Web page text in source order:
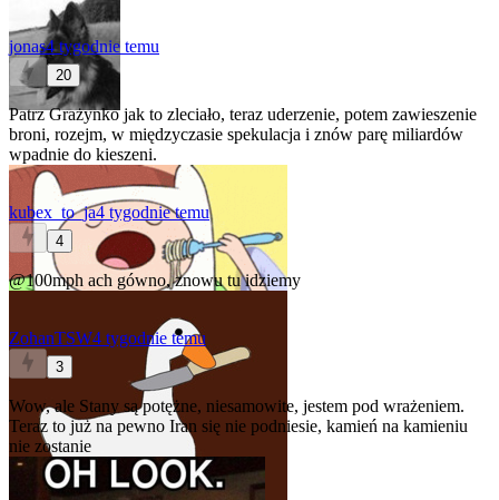
jonas4 tygodnie temu
20
Patrz Grażynko jak to zleciało, teraz uderzenie, potem zawieszenie
broni, rozejm, w międzyczasie spekulacja i znów parę miliardów
wpadnie do kieszeni.
kubex_to_ja4 tygodnie temu
4
@100mph ach gówno, znowu tu idziemy
ZohanTSW4 tygodnie temu
3
Wow, ale Stany są potężne, niesamowite, jestem pod wrażeniem.
Teraz to już na pewno Iran się nie podniesie, kamień na kamieniu
nie zostanie